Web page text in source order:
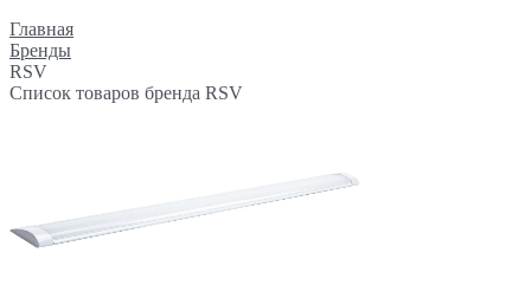
Главная
Бренды
RSV
Список товаров бренда RSV